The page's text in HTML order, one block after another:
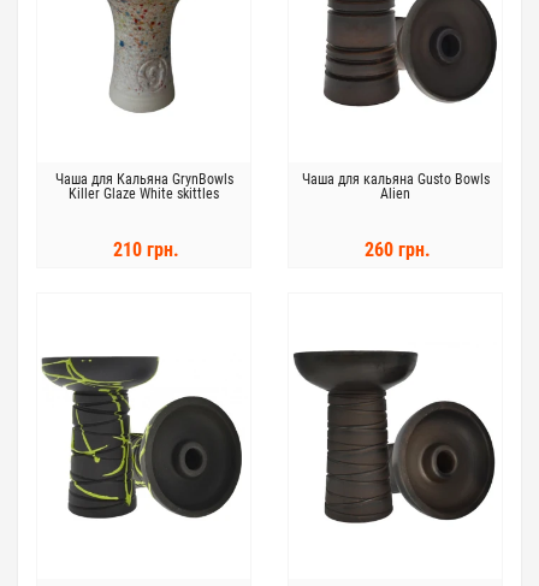
Чаша для Кальяна GrynBowls
Killer Glaze White skittles
210 грн.
Чаша для кальяна Gusto Bowls
Alien
260 грн.